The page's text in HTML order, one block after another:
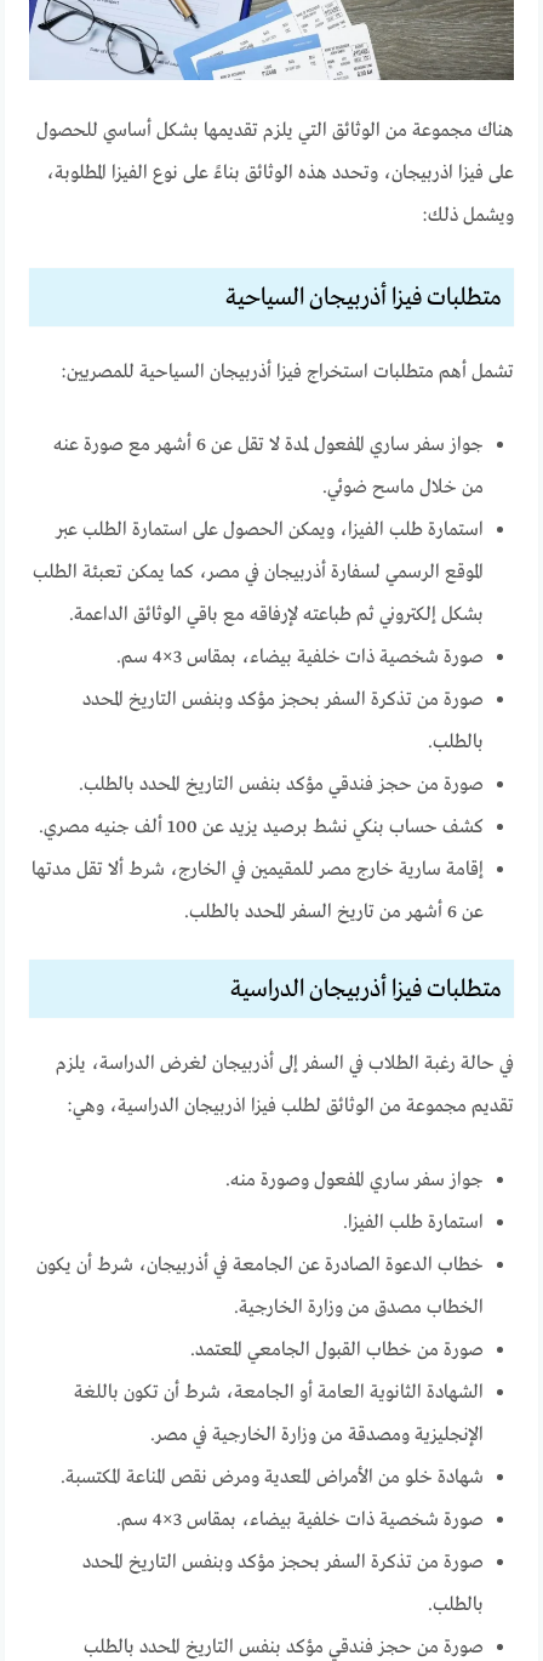
هناك مجموعة من الوثائق التي يلزم تقديمها بشكل أساسي للحصول
على فيزا اذربيجان، وتحدد هذه الوثائق بناءً على نوع الفيزا المطلوبة،
ويشمل ذلك:
متطلبات فيزا أذربيجان السياحية
تشمل أهم متطلبات استخراج فيزا أذربيجان السياحية للمصريين:
جواز سفر ساري المفعول لمدة لا تقل عن 6 أشهر مع صورة عنه
من خلال ماسح ضوئي.
استمارة طلب الفيزا، ويمكن الحصول على استمارة الطلب عبر
الموقع الرسمي لسفارة أذربيجان في مصر، كما يمكن تعبئة الطلب
بشكل إلكتروني ثم طباعته لإرفاقه مع باقي الوثائق الداعمة.
صورة شخصية ذات خلفية بيضاء، بمقاس 3×4 سم.
صورة من تذكرة السفر بحجز مؤكد وبنفس التاريخ المحدد
بالطلب.
صورة من حجز فندقي مؤكد بنفس التاريخ المحدد بالطلب.
كشف حساب بنكي نشط برصيد يزيد عن 100 ألف جنيه مصري.
إقامة سارية خارج مصر للمقيمين في الخارج، شرط ألا تقل مدتها
عن 6 أشهر من تاريخ السفر المحدد بالطلب.
متطلبات فيزا أذربيجان الدراسية
في حالة رغبة الطلاب في السفر إلى أذربيجان لغرض الدراسة، يلزم
تقديم مجموعة من الوثائق لطلب فيزا اذربيجان الدراسية، وهي:
جواز سفر ساري المفعول وصورة منه.
استمارة طلب الفيزا.
خطاب الدعوة الصادرة عن الجامعة في أذربيجان، شرط أن يكون
الخطاب مصدق من وزارة الخارجية.
صورة من خطاب القبول الجامعي المعتمد.
الشهادة الثانوية العامة أو الجامعة، شرط أن تكون باللغة
الإنجليزية ومصدقة من وزارة الخارجية في مصر.
شهادة خلو من الأمراض المعدية ومرض نقص المناعة المكتسبة.
صورة شخصية ذات خلفية بيضاء، بمقاس 3×4 سم.
صورة من تذكرة السفر بحجز مؤكد وبنفس التاريخ المحدد
بالطلب.
صورة من حجز فندقي مؤكد بنفس التاريخ المحدد بالطلب